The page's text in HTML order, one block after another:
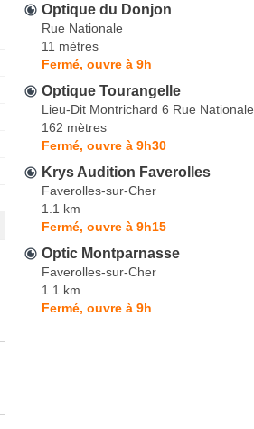
Optique du Donjon
Rue Nationale
11 mètres
Fermé, ouvre à 9h
Optique Tourangelle
Lieu-Dit Montrichard 6 Rue Nationale
162 mètres
Fermé, ouvre à 9h30
Krys Audition Faverolles
Faverolles-sur-Cher
1.1 km
Fermé, ouvre à 9h15
Optic Montparnasse
Faverolles-sur-Cher
1.1 km
Fermé, ouvre à 9h